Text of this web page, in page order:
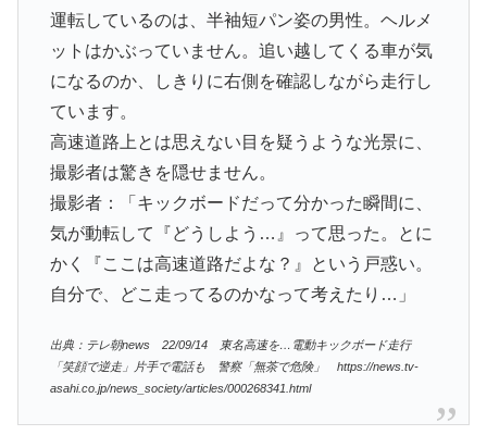
運転しているのは、半袖短パン姿の男性。ヘルメ
ットはかぶっていません。追い越してくる車が気
になるのか、しきりに右側を確認しながら走行し
ています。
高速道路上とは思えない目を疑うような光景に、
撮影者は驚きを隠せません。
撮影者：「キックボードだって分かった瞬間に、
気が動転して『どうしよう…』って思った。とに
かく『ここは高速道路だよな？』という戸惑い。
自分で、どこ走ってるのかなって考えたり…」
出典：テレ朝news 22/09/14 東名高速を…電動キックボード走行
「笑顔で逆走」片手で電話も 警察「無茶で危険」 https://news.tv-
asahi.co.jp/news_society/articles/000268341.html